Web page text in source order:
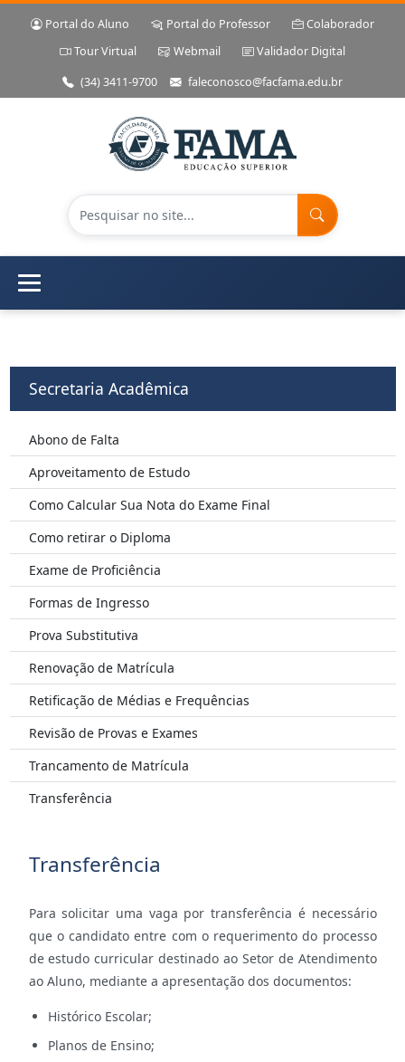
Portal do Aluno Portal do Professor
Colaborador
Tour Virtual
Webmail
Validador Digital
(34) 3411-9700
faleconosco@facfama.edu.br
Secretaria Acadêmica
Abono de Falta
Aproveitamento de Estudo
Como Calcular Sua Nota do Exame Final
Como retirar o Diploma
Exame de Proficiência
Formas de Ingresso
Prova Substitutiva
Renovação de Matrícula
Retificação de Médias e Frequências
Revisão de Provas e Exames
Trancamento de Matrícula
Transferência
Transferência
Para solicitar uma vaga por transferência é necessário
que o candidato entre com o requerimento do processo
de estudo curricular destinado ao Setor de Atendimento
ao Aluno, mediante a apresentação dos documentos:
Histórico Escolar;
Planos de Ensino;